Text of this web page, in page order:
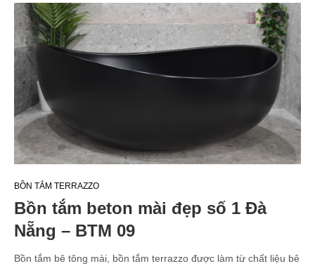
BỒN TẮM TERRAZZO
Bồn tắm beton mài đẹp số 1 Đà
Nẵng – BTM 09
Bồn tắm bê tông mài, bồn tắm terrazzo được làm từ chất liệu bê